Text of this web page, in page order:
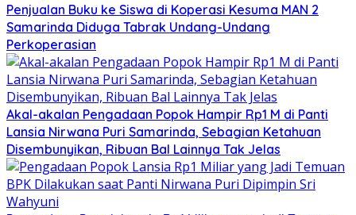
Penjualan Buku ke Siswa di Koperasi Kesuma MAN 2
Samarinda Diduga Tabrak Undang-Undang
Perkoperasian
Akal-akalan Pengadaan Popok Hampir Rp1 M di Panti
Lansia Nirwana Puri Samarinda, Sebagian Ketahuan
Disembunyikan, Ribuan Bal Lainnya Tak Jelas